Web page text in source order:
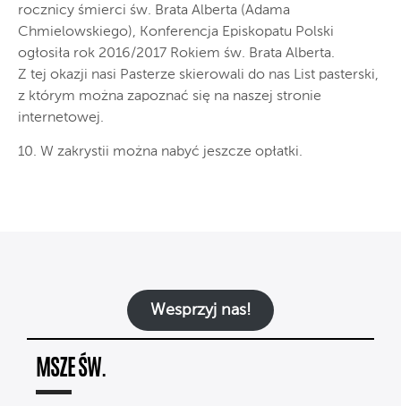
rocznicy śmierci św. Brata Alberta (Adama
Chmielowskiego), Konferencja Episkopatu Polski
ogłosiła rok 2016/2017 Rokiem św. Brata Alberta.
Z tej okazji nasi Pasterze skierowali do nas List pasterski,
z którym można zapoznać się na naszej stronie
internetowej.
10. W zakrystii można nabyć jeszcze opłatki.
Wesprzyj nas!
MSZE ŚW.